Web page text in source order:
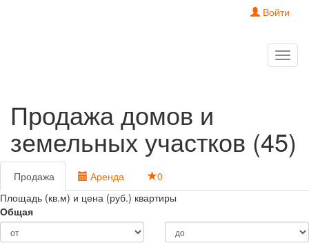
Войти
Продажа домов и
земельных участков (45)
Продажа Аренда
0
Площадь (кв.м) и цена (руб.) квартиры
Общая